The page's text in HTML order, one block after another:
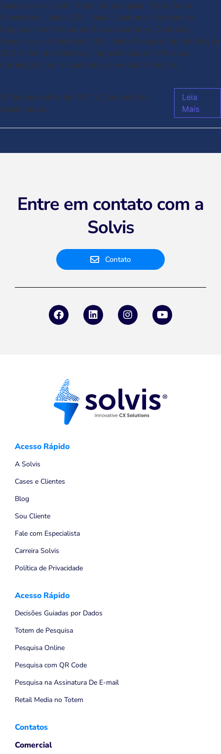
Sucesso do cliente Totem de pesquisa Back Autor
Convidado Back CES Back Customer Experience
Employer Net Promoter Score Customer Centricity
Pesquisa de Satisfação CES Back Pesquisa de Satisfação
CES A Voz do Cliente: a importância do NPS e sua
correlação com o aumento de vendas A Voz do
17 de dezembro de 2021 / Comentários
desativados
Leia
Mais
Entre em contato com a
Solvis
Contato
Acesso Rápido
A Solvis
Cases e Clientes
Blog
Sou Cliente
Fale com Especialista
Carreira Solvis
Política de Privacidade
Acesso Rápido
Decisões Guiadas por Dados
Totem de Pesquisa
Pesquisa Online
Pesquisa com QR Code
Pesquisa na Assinatura De E-mail
Retail Media no Totem
Contatos
Comercial